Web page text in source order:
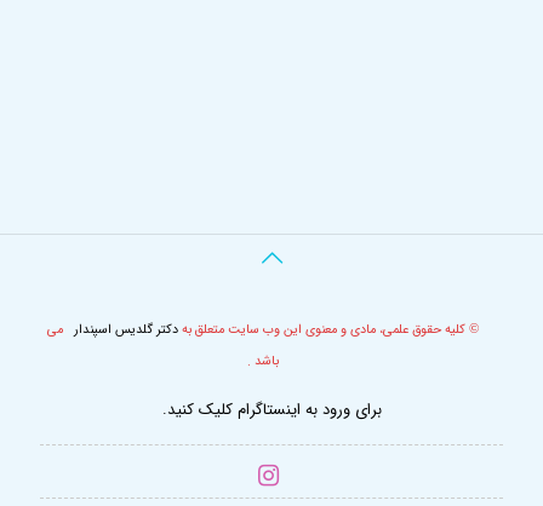
© کلیه حقوق علمی، مادی و معنوی این وب سایت متعلق به دکتر گلدیس اسپندار می
باشد .
برای ورود به اینستاگرام کلیک کنید.